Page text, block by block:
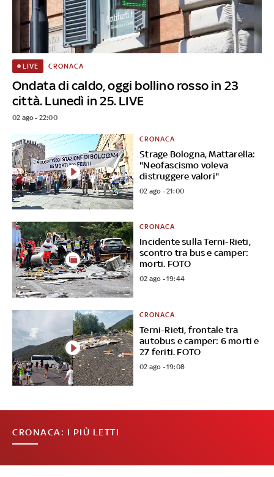
Ondata di caldo, oggi bollino rosso in 23
città. Lunedì in 25. LIVE
LIVE CRONACA
02 ago - 22:00
Strage Bologna, Mattarella:
"Neofascismo voleva
distruggere valori"
CRONACA
02 ago - 21:00
Incidente sulla Terni-Rieti,
scontro tra bus e camper:
morti. FOTO
CRONACA
02 ago - 19:44
Terni-Rieti, frontale tra
autobus e camper: 6 morti e
27 feriti. FOTO
CRONACA
02 ago - 19:08
CRONACA: I PIÙ LETTI